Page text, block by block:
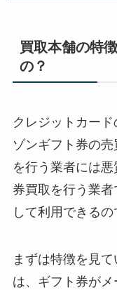
買取本舗の特
の？
クレジットカー
ゾンギフト券の
を行う業者には
券買取を行う業
して利用できるの
まずは特徴を見
は、ギフト券が